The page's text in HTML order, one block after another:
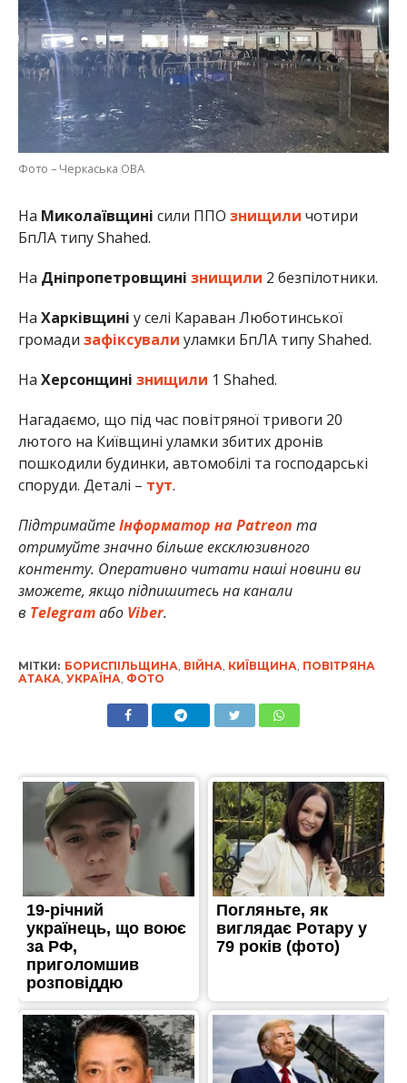
Фото – Черкаська ОВА
На Миколаївщині сили ППО знищили чотири
БпЛА типу Shahed.
На Дніпропетровщині знищили 2 безпілотники.
На Харківщині у селі Караван Люботинської
громади зафіксували уламки БпЛА типу Shahed.
На Херсонщині знищили 1 Shahed.
Нагадаємо, що під час повітряної тривоги 20
лютого на Київщині уламки збитих дронів
пошкодили будинки, автомобілі та господарські
споруди. Деталі – тут.
ПідтримайтеІнформатор на Patreon та
отримуйте значно більше ексклюзивного
контенту. Оперативно читати наші новини ви
зможете, якщо підпишитесь на канали
в Telegramабо Viber.
МІТКИ: БОРИСПІЛЬЩИНА ВІЙНА КИЇВЩИНА ПОВІТРЯНА
АТАКА УКРАЇНА ФОТО